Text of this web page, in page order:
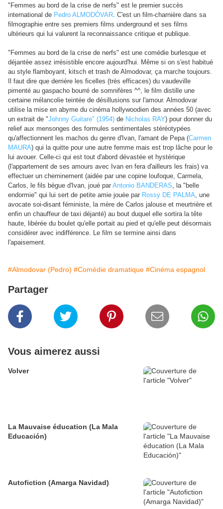
"Femmes au bord de la crise de nerfs" est le premier succès
international de Pedro ALMODÓVAR. C'est un film-charnière dans sa
filmographie entre ses premiers films underground et ses films
ultérieurs qui lui valurent la reconnaissance critique et publique.
"Femmes au bord de la crise de nerfs" est une comédie burlesque et
déjantée assez irrésistible encore aujourd'hui. Même si on s'est habitué
au style flamboyant, kitsch et trash de Almodovar, ça marche toujours.
Il faut dire que derrière les ficelles (très efficaces) du vaudeville
pimenté au gaspacho bourré de somnifères ^^, le film distille une
certaine mélancolie teintée de désillusions sur l'amour. Almodovar
utilise la mise en abyme du cinéma hollywoodien des années 50 (avec
un extrait de "Johnny Guitare" (1954) de Nicholas RAY) pour donner du
relief aux mensonges des formules sentimentales stéréotypées
qu'affectionnent les machos du genre d'Ivan, l'amant de Pepa (Carmen
MAURA) qui la quitte pour une autre femme mais est trop lâche pour le
lui avouer. Celle-ci qui est tout d'abord dévastée et hystérique
(l'appartement de ses amours avec Ivan en fera d'ailleurs les frais) va
effectuer un cheminement (aidée par une copine loufoque, Carmela,
Carlos, le fils bègue d'Ivan, joué par Antonio BANDERAS, la "belle
endormie" qui lui sert de petite amie jouée par Rossy DE PALMA, une
avocate soi-disant féministe, la mère de Carlos jalouse et meurtrière et
enfin un chauffeur de taxi déjanté) au bout duquel elle sortira la tête
haute, libérée du boulet qu'elle portait au pied et qu'elle peut désormais
considérer avec indifférence. Le film se termine ainsi dans
l'apaisement.
#Almodovar (Pedro) #Comédie dramatique #Cinéma espagnol
Partager
Vous aimerez aussi
Volver
La Mauvaise éducation (La Mala
Educación)
Autofiction (Amarga Navidad)